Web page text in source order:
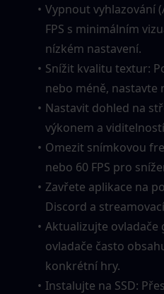
Vypnout vyhlazování
FPS s minimálním
nízkém nastavení.
Snížit kvalitu textur:
nebo méně, nastavte
Nastavit dohled na
výkonem a
Omezit snímkovou
nebo 60 FPS pro
Zavřete aplikace na
Discord a
Aktualizujte ovladače
ovladače často
konkrétní hry.
Instalujte na SSD: